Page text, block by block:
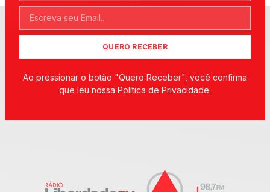
QUERO RECEBER
Ao pressionar o botão "Quero Receber", você confirma
que leu nossa Política de Privacidade.